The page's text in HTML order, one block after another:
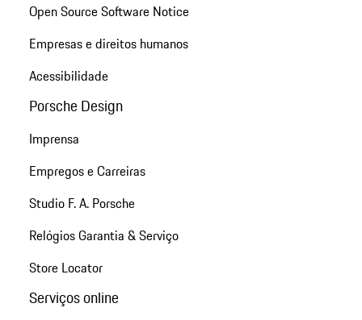
Open Source Software Notice
Empresas e direitos humanos
Acessibilidade
Porsche Design
Imprensa
Empregos e Carreiras
Studio F. A. Porsche
Relógios Garantia & Serviço
Store Locator
Serviços online